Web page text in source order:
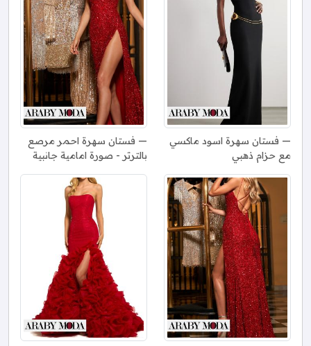
فستان سهرة اسود ماكسي
مع حزام ذهبي
فستان سهرة احمر مرصع
بالترتر - صورة امامية جانبية